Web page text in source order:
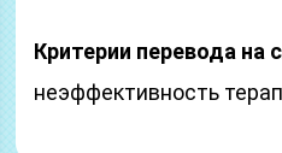
Критерии перевода на
неэффективность